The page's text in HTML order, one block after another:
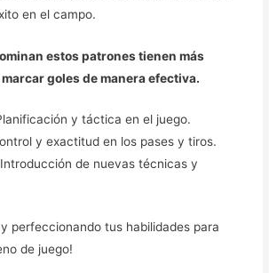
en el campo.
estos patrones tienen más
goles de manera efectiva.
y táctica en el juego.
y exactitud en los pases y tiros.
de nuevas técnicas y
perfeccionando tus habilidades para
de juego!